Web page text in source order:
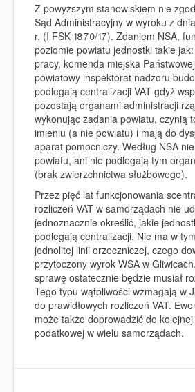
Z powyższym stanowiskiem nie
Sąd Administracyjny w wyroku z
r. (I FSK 1870/17). Zdaniem NSA,
poziomie powiatu jednostki takie
pracy, komenda miejska
powiatowy inspektorat nadzoru
podlegają centralizacji VAT gdyż
pozostają organami administracji
wykonując zadania powiatu, czynią
imieniu (a nie powiatu) i mają do
aparat pomocniczy. Według NSA
powiatu, ani nie podlegają tym
(brak zwierzchnictwa służbowego).
Przez pięć lat funkcjonowania
rozliczeń VAT w samorządach nie
jednoznacznie określić, jakie
podlegają centralizacji. Nie ma w
jednolitej linii orzeczniczej, czego
przytoczony wyrok WSA w
sprawę ostatecznie będzie musiał
Tego typu wątpliwości wzmagają w
do prawidłowych rozliczeń VAT.
może także doprowadzić do
podatkowej w wielu samorządach.